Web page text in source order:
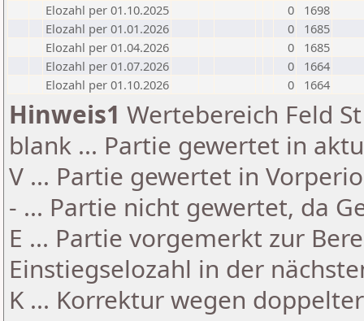
Elozahl per 01.10.2025
0
1698
Elozahl per 01.01.2026
0
1685
Elozahl per 01.04.2026
0
1685
Elozahl per 01.07.2026
0
1664
Elozahl per 01.10.2026
0 1664
Hinweis1 Wertebereich Feld
blank ... Partie gewertet in
V ... Partie gewertet in
- ... Partie nicht gewertet, da
E ... Partie vorgemerkt zur
Einstiegselozahl in der
K ... Korrektur wegen